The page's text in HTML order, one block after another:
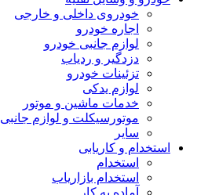
خودروی داخلی و خارجی
اجاره خودرو
لوازم جانبی خودرو
دزدگیر و ردیاب
تزئینات خودرو
لوازم یدکی
خدمات ماشین و موتور
موتورسیکلت و لوازم جانبی
سایر
استخدام و کاریابی
استخدام
استخدام بازاریاب